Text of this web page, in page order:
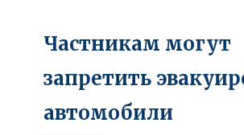
Частникам могут
запретить
автомобили